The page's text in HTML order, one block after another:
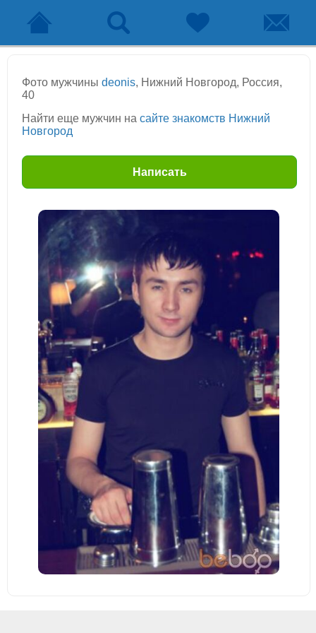
Фото мужчины deonis, Нижний Новгород, Россия,
40
Найти еще мужчин на сайте знакомств Нижний
Новгород
Написать